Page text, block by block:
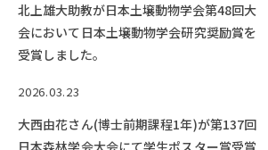
ABOUT
学部概要
ADMISSION
北上雄大助教が日本土壌動物学会第48回大
会において日本土壌動物学会研究奨励賞を
受賞しました。
2026.03.23
大西由花さん(博士前期課程1年)が第137回
日本森林学会大会にて学生ポスター賞受賞